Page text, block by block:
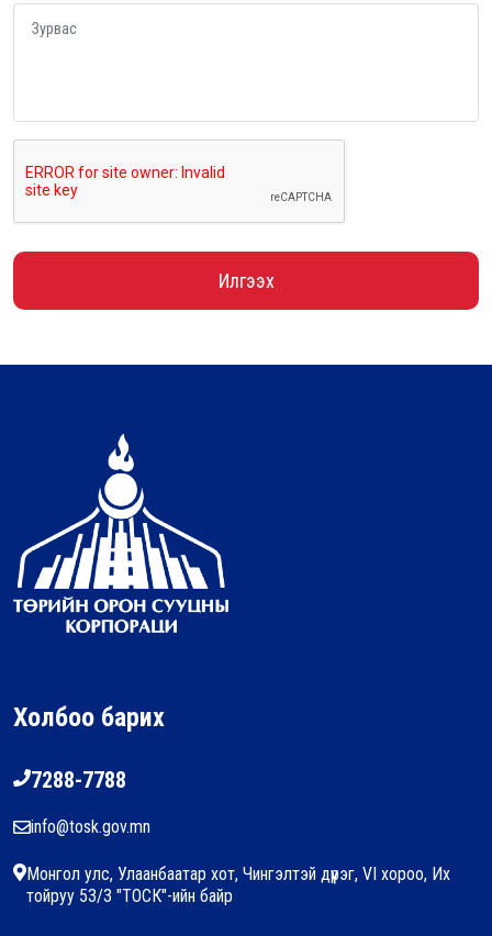
Илгээх
Холбоо барих
7288-7788
info@tosk.gov.mn
Монгол улс, Улаанбаатар хот, Чингэлтэй дүүрэг, VI хороо, Их
тойруу 53/3 "ТОСК"-ийн байр